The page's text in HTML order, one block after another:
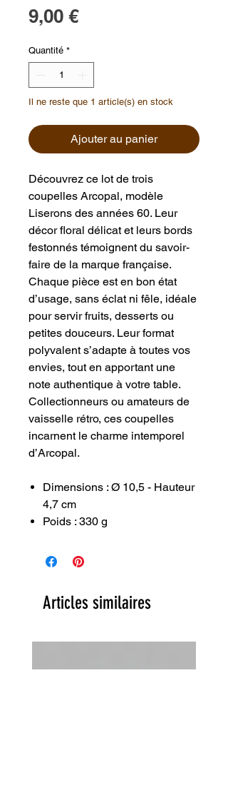
9,00 €Prix
Quantité *
Il ne reste que 1 article(s) en stock
Ajouter au panier
Découvrez ce lot de trois
coupelles Arcopal, modèle
Liserons des années 60. Leur
décor floral délicat et leurs bords
festonnés témoignent du savoir-
faire de la marque française.
Chaque pièce est en bon état
d’usage, sans éclat ni fêle, idéale
pour servir fruits, desserts ou
petites douceurs. Leur format
polyvalent s’adapte à toutes vos
envies, tout en apportant une
note authentique à votre table.
Collectionneurs ou amateurs de
vaisselle rétro, ces coupelles
incarnent le charme intemporel
d’Arcopal.
Dimensions : Ø 10,5 - Hauteur
4,7 cm
Poids : 330 g
Articles similaires